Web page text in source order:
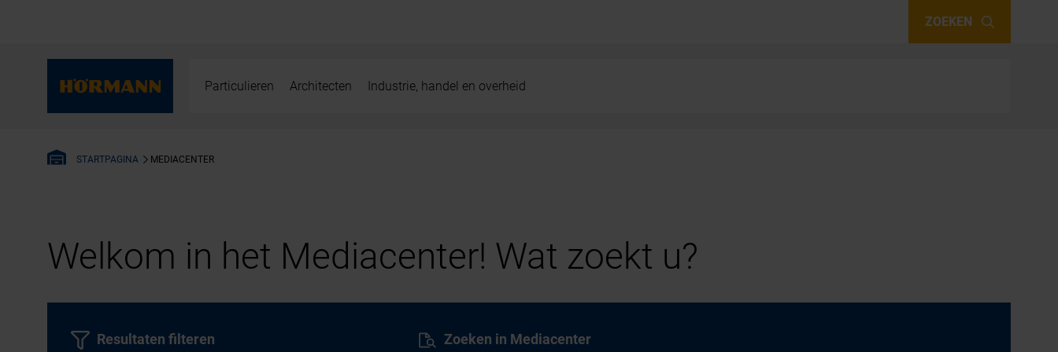
ZOEKEN
Particulieren Architecten Industrie, handel en overheid
STARTPAGINA MEDIACENTER
Welkom in het Mediacenter! Wat zoekt u?
Zoeken in Mediacenter
Resultaten filteren